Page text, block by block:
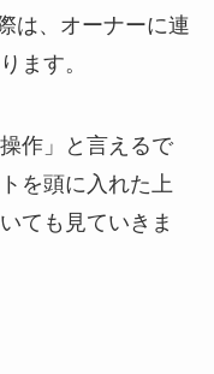
は、オーナーに連
ます。
作」と言えるで
を頭に入れた上
ても見ていきま